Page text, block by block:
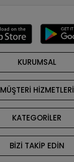
KURUMSAL
MÜŞTERİ HİZMETLERİ
KATEGORİLER
BİZİ TAKİP EDİN